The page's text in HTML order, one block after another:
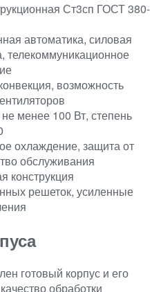
Ст3сп ГОСТ 380-
автоматика, силовая
телекоммуникационное
возможность
менее 100 Вт, степень
охлаждение, защита от
обслуживания
конструкция
решеток, усиленные
готовый корпус и его
обработки